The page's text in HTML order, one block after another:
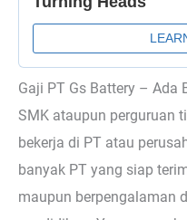
Gaji PT Gs Battery – Ada
SMK ataupun perguruan
bekerja di PT atau
banyak PT yang siap
maupun berpengalaman